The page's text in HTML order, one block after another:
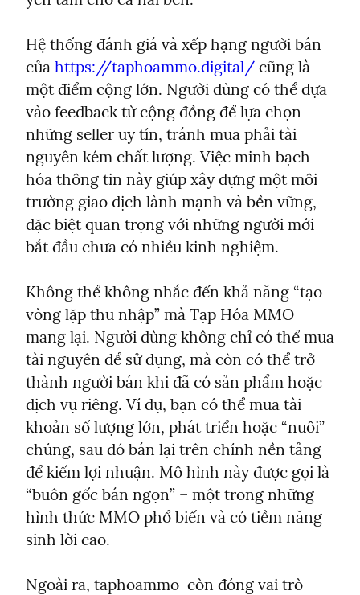
Hệ thống đánh giá và xếp hạng người bán
của https://taphoammo.digital/ cũng là
một điểm cộng lớn. Người dùng có thể dựa
vào feedback từ cộng đồng để lựa chọn
những seller uy tín, tránh mua phải tài
nguyên kém chất lượng. Việc minh bạch
hóa thông tin này giúp xây dựng một môi
trường giao dịch lành mạnh và bền vững,
đặc biệt quan trọng với những người mới
bắt đầu chưa có nhiều kinh nghiệm.
Không thể không nhắc đến khả năng “tạo
vòng lặp thu nhập” mà Tạp Hóa MMO
mang lại. Người dùng không chỉ có thể mua
tài nguyên để sử dụng, mà còn có thể trở
thành người bán khi đã có sản phẩm hoặc
dịch vụ riêng. Ví dụ, bạn có thể mua tài
khoản số lượng lớn, phát triển hoặc “nuôi”
chúng, sau đó bán lại trên chính nền tảng
để kiếm lợi nhuận. Mô hình này được gọi là
“buôn gốc bán ngọn” – một trong những
hình thức MMO phổ biến và có tiềm năng
sinh lời cao.
Ngoài ra, taphoammo  còn đóng vai trò